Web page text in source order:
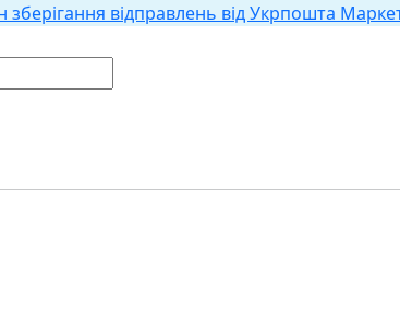
зберігання відправлень від Укрпошта